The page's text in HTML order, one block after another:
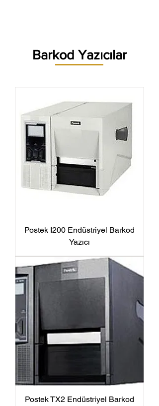
Barkod Yazıcılar
Postek I200 Endüstriyel Barkod
Yazıcı
Postek TX2 Endüstriyel Barkod